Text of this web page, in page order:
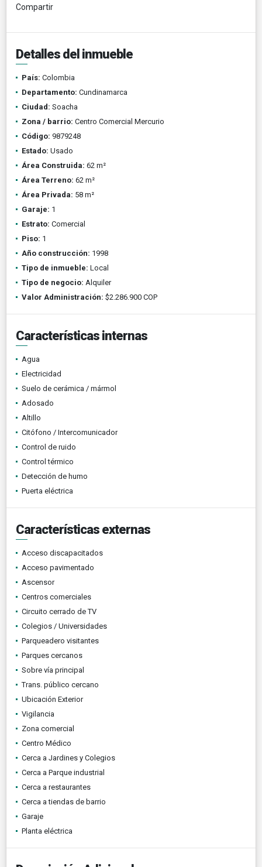
Compartir
Detalles del inmueble
País: Colombia
Departamento: Cundinamarca
Ciudad: Soacha
Zona / barrio: Centro Comercial Mercurio
Código: 9879248
Estado: Usado
Área Construida: 62 m²
Área Terreno: 62 m²
Área Privada: 58 m²
Garaje: 1
Estrato: Comercial
Piso: 1
Año construcción: 1998
Tipo de inmueble: Local
Tipo de negocio: Alquiler
Valor Administración: $2.286.900 COP
Características internas
Agua
Electricidad
Suelo de cerámica / mármol
Adosado
Altillo
Citófono / Intercomunicador
Control de ruido
Control térmico
Detección de humo
Puerta eléctrica
Características externas
Acceso discapacitados
Acceso pavimentado
Ascensor
Centros comerciales
Circuito cerrado de TV
Colegios / Universidades
Parqueadero visitantes
Parques cercanos
Sobre vía principal
Trans. público cercano
Ubicación Exterior
Vigilancia
Zona comercial
Centro Médico
Cerca a Jardines y Colegios
Cerca a Parque industrial
Cerca a restaurantes
Cerca a tiendas de barrio
Garaje
Planta eléctrica